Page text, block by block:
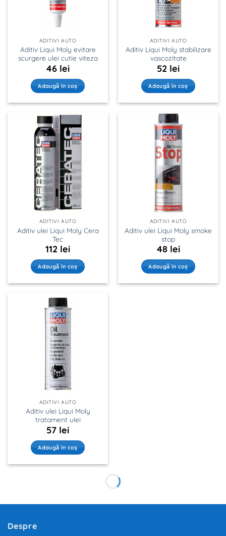
ADITIVI AUTO
Aditiv Liqui Moly evitare
scurgere ulei cutie viteza
46 lei
Adaugă în coș
ADITIVI AUTO
Aditiv Liqui Moly stabilizare
vascozitate
52 lei
Adaugă în coș
ADITIVI AUTO
Aditiv ulei Liqui Moly Cera
Tec
112 lei
Adaugă în coș
ADITIVI AUTO
Aditiv ulei Liqui Moly smoke
stop
48 lei
Adaugă în coș
ADITIVI AUTO
Aditiv ulei Liqui Moly
tratament ulei
57 lei
Adaugă în coș
Despre